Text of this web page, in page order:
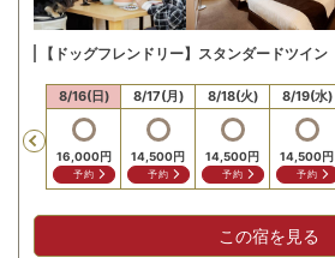
【ドッグフレンドリー】スタンダードツイン
Previous
8/16(日)
16,000円
予約
8/17(月)
14,500円
予約
8/18(火)
14,500円
予約
8/19(水)
14,500円
予約
この宿を見る